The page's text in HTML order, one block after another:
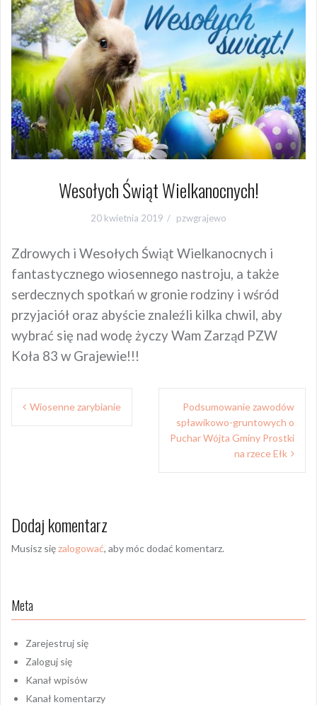
Wesołych Świąt Wielkanocnych!
20 kwietnia 2019 pzwgrajewo
Zdrowych i Wesołych Świąt Wielkanocnych i
fantastycznego wiosennego nastroju, a także
serdecznych spotkań w gronie rodziny i wśród
przyjaciół oraz abyście znaleźli kilka chwil, aby
wybrać się nad wodę życzy Wam Zarząd PZW
Koła 83 w Grajewie!!!
Nawigacja
Wiosenne zarybianie
Podsumowanie zawodów
spławikowo-gruntowych o
Puchar Wójta Gminy Prostki
na rzece Ełk
Dodaj komentarz
Musisz sięzalogować, aby móc dodać komentarz.
Meta
Zarejestruj się
Zaloguj się
Kanał wpisów
Kanał komentarzy